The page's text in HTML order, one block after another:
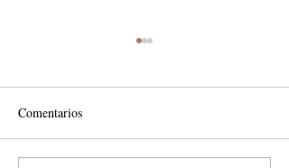
Comentarios